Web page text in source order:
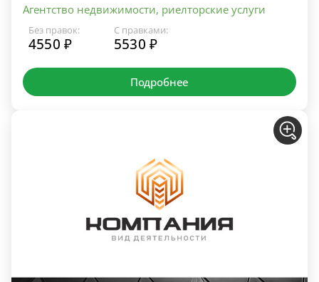
Агентство недвижимости, риелторские услуги
Без правок:
4550 ₽
С правками:
5530 ₽
Подробнее